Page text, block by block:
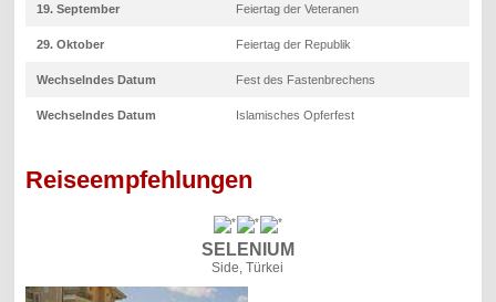
19. September Feiertag der Veteranen
29. Oktober Feiertag der Republik
Wechselndes Datum Fest des Fastenbrechens
Wechselndes Datum Islamisches Opferfest
Reiseempfehlungen
SELENIUM
Side, Türkei